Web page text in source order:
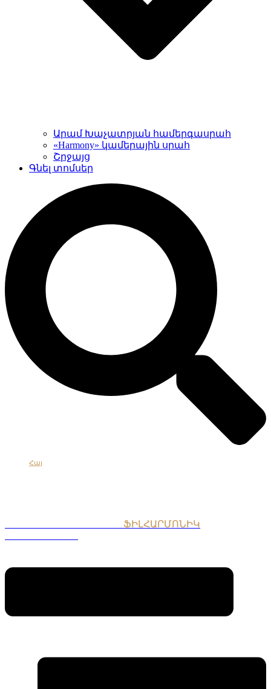
Արամ Խաչատրյան համերգասրահ
«Harmony» կամերային սրահ
Շրջայց
Գնել տոմսեր
Հայ
ՖԻԼՀԱՐՄՈՆԻԿ